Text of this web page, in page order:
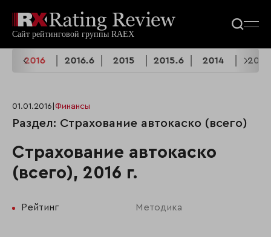
2016 2016.6 2015 2015.6 2014 2013
01.01.2016 Финансы
Раздел: Страхование автокаско (всего)
Страхование автокаско
(всего), 2016 г.
Рейтинг Методика